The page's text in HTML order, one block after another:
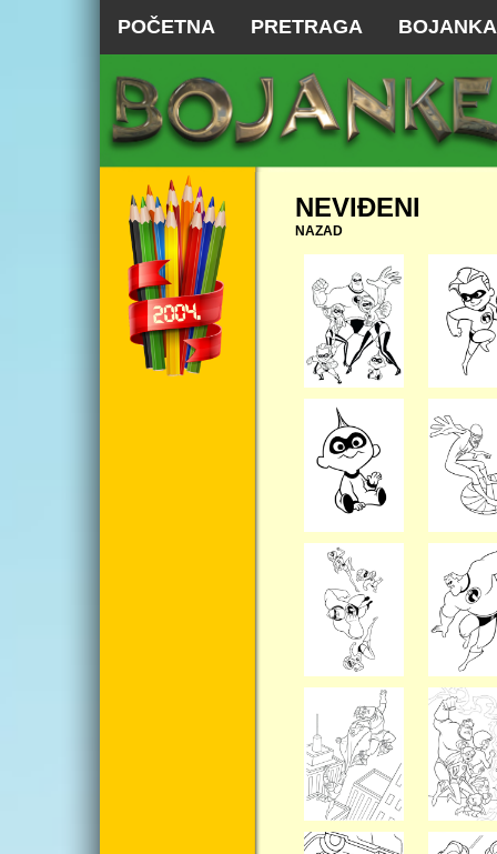
POČETNA PRETRAGA BOJANKA
NEVIĐENI
NAZAD